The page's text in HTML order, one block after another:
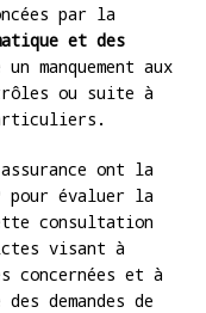
par la
et des
manquement aux
ou suite à
ont la
évaluer la
consultation
visant à
concernées et à
demandes de